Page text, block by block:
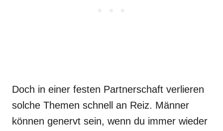
Doch in einer festen Partnerschaft verlieren
solche Themen schnell an Reiz. Männer
können genervt sein, wenn du immer wieder